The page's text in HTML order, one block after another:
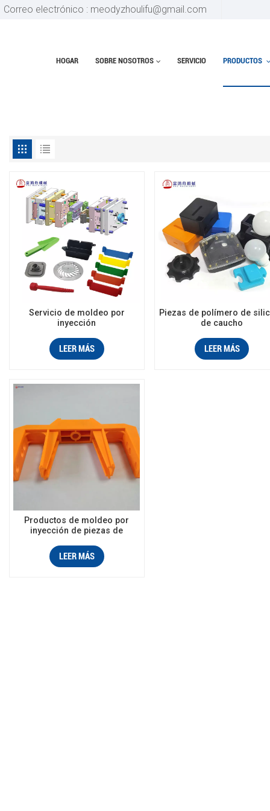
Correo electrónico : meodyzhoulifu@gmail.com
HOGAR SOBRE NOSOTROS SERVICIO PRODUCTOS
Servicio de moldeo por
inyección
LEER MÁS
Piezas de polímero de
de caucho
LEER MÁS
Productos de moldeo por
inyección de piezas de
LEER MÁS